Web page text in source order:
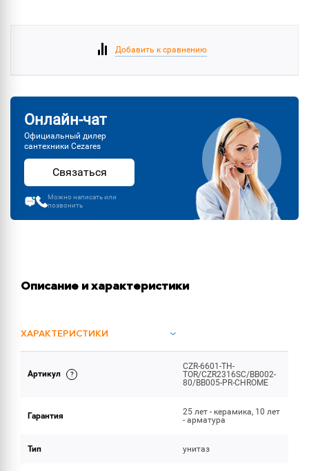
Добавить к сравнению
Онлайн-чат
Официальный дилер
сантехники Cezares
Связаться
Можно написать или
позвонить
Описание и характеристики
ХАРАКТЕРИСТИКИ
ОБЪЕМ ПОСТАВКИ
Артикул
CZR-6601-TH-
TOR/CZR2316SC/BB002-
80/BB005-PR-CHROME
Гарантия
25 лет - керамика, 10 лет
- арматура
Тип унитаз